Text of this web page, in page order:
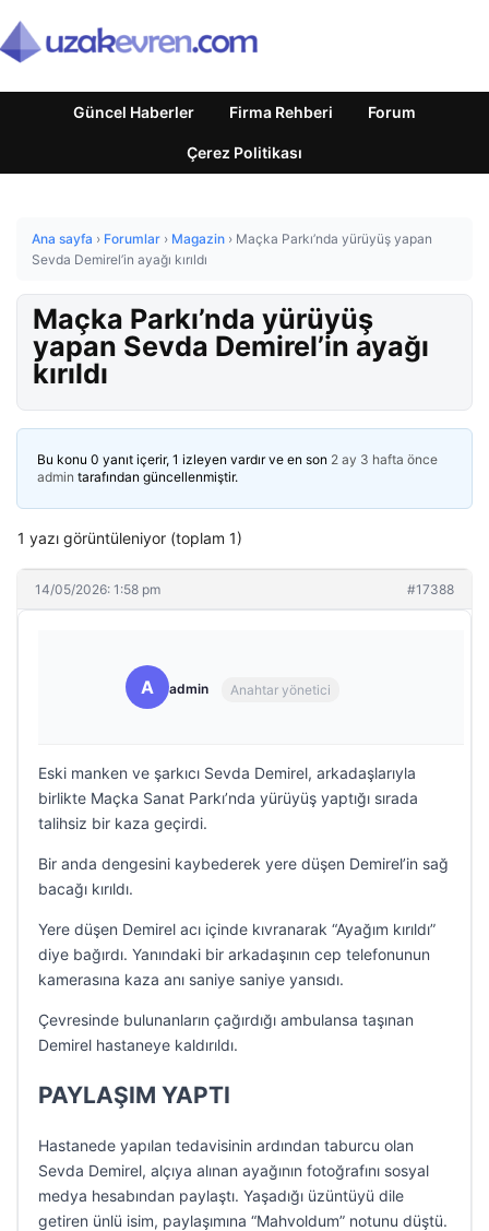
Güncel Haberler Firma Rehberi Forum
Çerez Politikası
Ana sayfa › Forumlar › Magazin › Maçka Parkı’nda yürüyüş yapan
Sevda Demirel’in ayağı kırıldı
Maçka Parkı’nda yürüyüş
yapan Sevda Demirel’in ayağı
kırıldı
Bu konu 0 yanıt içerir, 1 izleyen vardır ve en son 2 ay 3 hafta önce
admin tarafından güncellenmiştir.
1 yazı görüntüleniyor (toplam 1)
14/05/2026: 1:58 pm #17388
A admin Anahtar yönetici
Eski manken ve şarkıcı Sevda Demirel, arkadaşlarıyla
birlikte Maçka Sanat Parkı’nda yürüyüş yaptığı sırada
talihsiz bir kaza geçirdi.
Bir anda dengesini kaybederek yere düşen Demirel’in sağ
bacağı kırıldı.
Yere düşen Demirel acı içinde kıvranarak “Ayağım kırıldı”
diye bağırdı. Yanındaki bir arkadaşının cep telefonunun
kamerasına kaza anı saniye saniye yansıdı.
Çevresinde bulunanların çağırdığı ambulansa taşınan
Demirel hastaneye kaldırıldı.
PAYLAŞIM YAPTI
Hastanede yapılan tedavisinin ardından taburcu olan
Sevda Demirel, alçıya alınan ayağının fotoğrafını sosyal
medya hesabından paylaştı. Yaşadığı üzüntüyü dile
getiren ünlü isim, paylaşımına “Mahvoldum” notunu düştü.